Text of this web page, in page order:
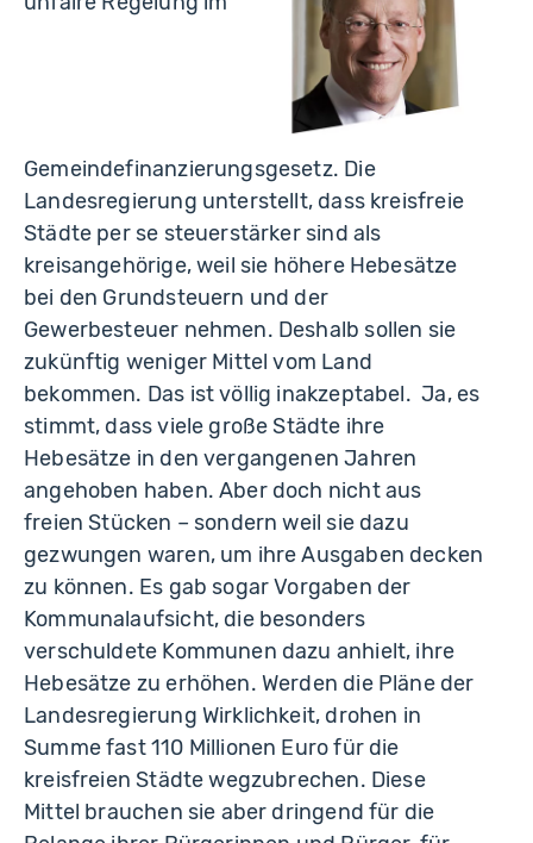
Gemeindefinanzierungsgesetz. Die
Landesregierung unterstellt, dass kreisfreie
Städte per se steuerstärker sind als
kreisangehörige, weil sie höhere Hebesätze
bei den Grundsteuern und der
Gewerbesteuer nehmen. Deshalb sollen sie
zukünftig weniger Mittel vom Land
bekommen. Das ist völlig inakzeptabel. Ja, es
stimmt, dass viele große Städte ihre
Hebesätze in den vergangenen Jahren
angehoben haben. Aber doch nicht aus
freien Stücken – sondern weil sie dazu
gezwungen waren, um ihre Ausgaben decken
zu können. Es gab sogar Vorgaben der
Kommunalaufsicht, die besonders
verschuldete Kommunen dazu anhielt, ihre
Hebesätze zu erhöhen. Werden die Pläne der
Landesregierung Wirklichkeit, drohen in
Summe fast 110 Millionen Euro für die
kreisfreien Städte wegzubrechen. Diese
Mittel brauchen sie aber dringend für die